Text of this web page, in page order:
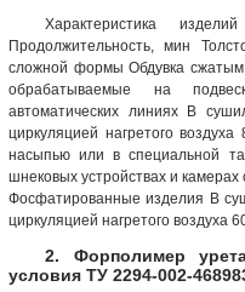
Характеристика
Продолжительность, мин
сложной формы Обдувка
обрабатываемые на
автоматических линиях В
циркуляцией нагретого
насыпью или в специальной
шнековых устройствах и камерах
Фосфатированные изделия В
циркуляцией нагретого воздуха
2. Форполимер
условия ТУ 2294-002-